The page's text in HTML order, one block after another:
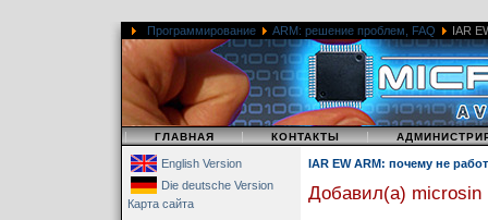
Программирование ARM: решение проблем, FAQ IAR
| ГЛАВНАЯ | КОНТАКТЫ |
English Version
Die deutsche Version
Карта сайта
IAR EW ARM: почему не
Добавил(а) microsin